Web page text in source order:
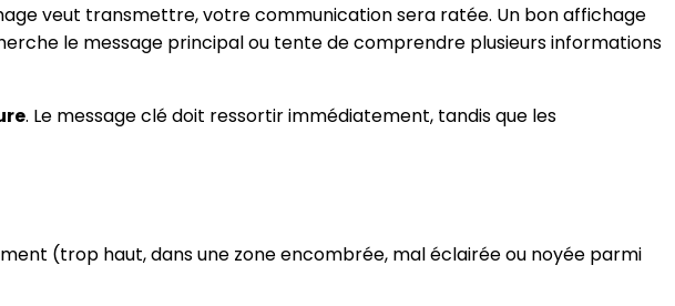
veut transmettre, votre communication sera ratée. Un bon affichage
le message principal ou tente de comprendre plusieurs informations
. Le message clé doit ressortir immédiatement, tandis que les
(trop haut, dans une zone encombrée, mal éclairée ou noyée parmi